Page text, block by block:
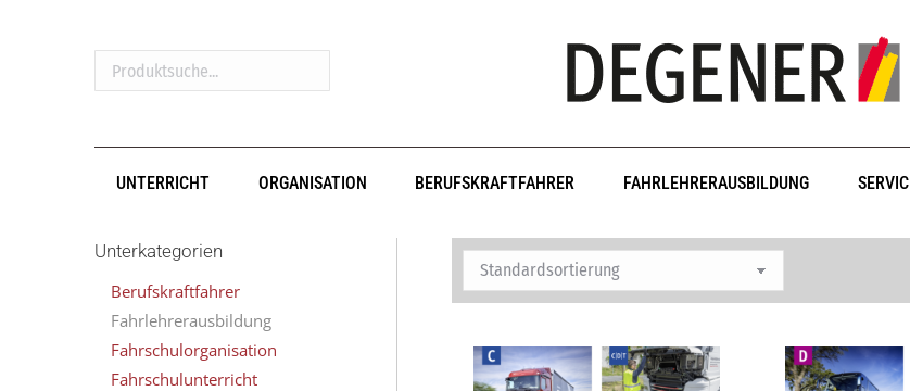
Produktsuche...
UNTERRICHT ORGANISATION BERUFSKRAFTFAHRER FAHRLEHRERAUSBILDUNG
Unterkategorien
Berufskraftfahrer
Fahrlehrerausbildung
Fahrschulorganisation
Fahrschulunterricht